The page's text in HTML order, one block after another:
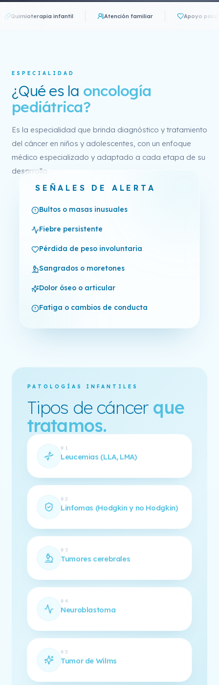
infantil Atención familiar Apoyo psicológico
ESPECIALIDAD
¿Qué es la oncología
pediátrica?
Es la especialidad que brinda diagnóstico y tratamiento
del cáncer en niños y adolescentes, con un enfoque
médico especializado y adaptado a cada etapa de su
desarrollo.
SEÑALES DE ALERTA
Bultos o masas inusuales
Fiebre persistente
Pérdida de peso involuntaria
Sangrados o moretones
Dolor óseo o articular
Fatiga o cambios de conducta
PATOLOGÍAS INFANTILES
Tipos de cáncer que
tratamos.
01
Leucemias (LLA, LMA)
02
Linfomas (Hodgkin y no Hodgkin)
03
Tumores cerebrales
04
Neuroblastoma
05
Tumor de Wilms